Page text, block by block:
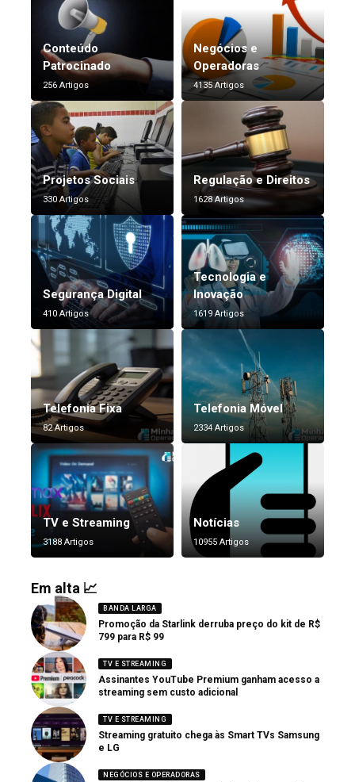
Conteúdo
Patrocinado
256 Artigos
Negócios e
Operadoras
4135 Artigos
Projetos Sociais
330 Artigos
Regulação e Direitos
1628 Artigos
Segurança Digital
410 Artigos
Tecnologia e
Inovação
1619 Artigos
Telefonia Fixa
82 Artigos
Telefonia Móvel
2334 Artigos
TV e Streaming
3188 Artigos
Notícias
10955 Artigos
Em alta 📈
BANDA LARGA
Promoção da Starlink derruba preço do kit de R$
799 para R$ 99
TV E STREAMING
Assinantes YouTube Premium ganham acesso a
streaming sem custo adicional
TV E STREAMING
Streaming gratuito chega às Smart TVs Samsung
e LG
NEGÓCIOS E OPERADORAS